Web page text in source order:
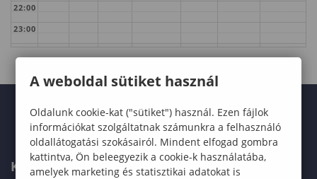
22:00
23:00
KARUNK
A weboldal sütiket használ
Oldalunk cookie-kat ("sütiket") használ. Ezen fájlok
információkat szolgáltatnak számunkra a felhasználó
oldallátogatási szokásairól. Mindent elfogad gombra
kattintva, Ön beleegyezik a cookie-k használatába,
amelyek marketing és statisztikai adatokat is